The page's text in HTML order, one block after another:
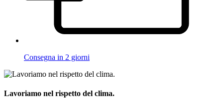
Consegna in 2 giorni
Lavoriamo nel rispetto del clima.